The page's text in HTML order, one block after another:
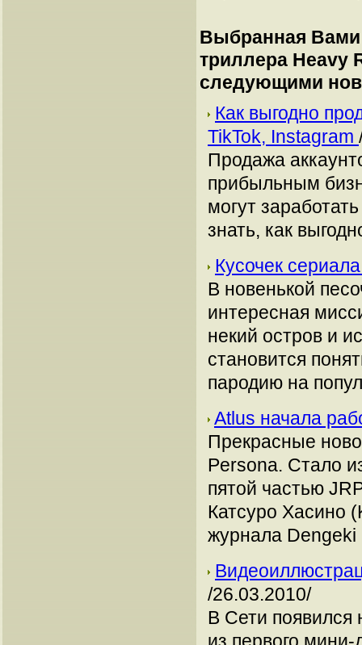
Выбранная Вами
триллера Heavy
следующими
Как выгодно
TikTok, Instagram
Продажа
прибыльным
могут
знать, как
Кусочек
В новенькой
интересная
некий остров и
становится
пародию на
Atlus начала
Прекрасные
Persona. Стало
пятой частью
Катсуро Хасино
журнала Dengeki
/26.03.2010/
В Сети